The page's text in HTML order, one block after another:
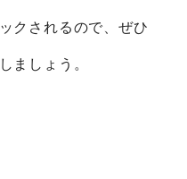
クされるので、ぜひ
ましょう。